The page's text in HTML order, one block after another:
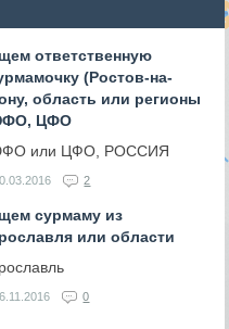
ответственную
(Ростов-на-
область или регионы
ЦФО
или ЦФО, РОССИЯ
2
сурмаму из
или области
0